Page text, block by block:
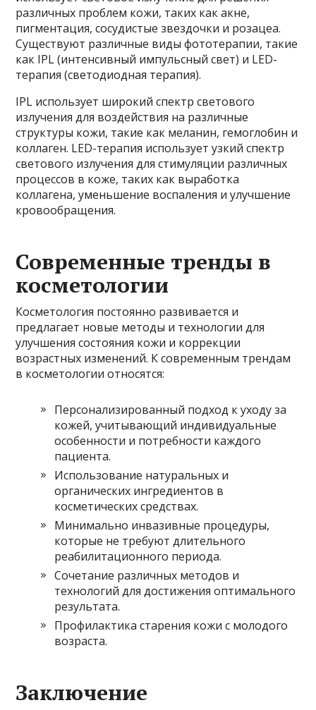
различных проблем кожи, таких как акне,
пигментация, сосудистые звездочки и розацеа.
Существуют различные виды фототерапии, такие
как IPL (интенсивный импульсный свет) и LED-
терапия (светодиодная терапия).
IPL использует широкий спектр светового
излучения для воздействия на различные
структуры кожи, такие как меланин, гемоглобин и
коллаген. LED-терапия использует узкий спектр
светового излучения для стимуляции различных
процессов в коже, таких как выработка
коллагена, уменьшение воспаления и улучшение
кровообращения.
Современные тренды в
косметологии
Косметология постоянно развивается и
предлагает новые методы и технологии для
улучшения состояния кожи и коррекции
возрастных изменений. К современным трендам
в косметологии относятся:
Персонализированный подход к уходу за
кожей, учитывающий индивидуальные
особенности и потребности каждого
пациента.
Использование натуральных и
органических ингредиентов в
косметических средствах.
Минимально инвазивные процедуры,
которые не требуют длительного
реабилитационного периода.
Сочетание различных методов и
технологий для достижения оптимального
результата.
Профилактика старения кожи с молодого
возраста.
Заключение